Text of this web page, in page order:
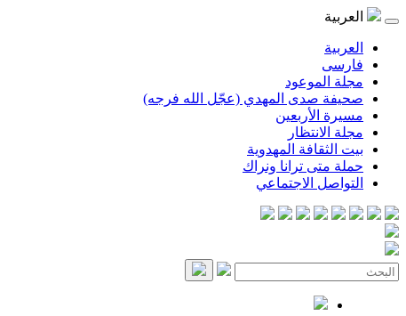
العربية
العربية
فارسی
مجلة الموعود
صحيفة صدى المهدي (عجّل الله فرجه)
مسيرة الأربعين
مجلة الانتظار
بيت الثقافة المهدوية
حملة متى ترانا ونراك
التواصل الاجتماعي